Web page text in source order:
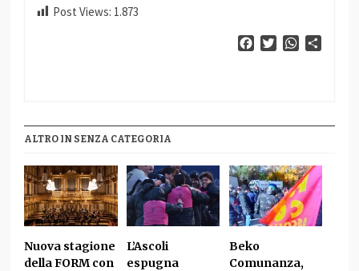
Post Views: 1.873
FacebookTwitterWhatsApp
ALTRO IN SENZA CATEGORIA
Nuova stagione
della FORM con
L’Ascoli
espugna
Beko
Comunanza,